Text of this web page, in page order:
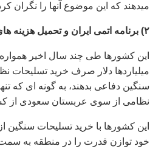
ميدهند که اين موضوع آنها را نگران
۲) برنامه اتمی ايران و تحميل هزينه های سنگين نظامی به اين کشورها
اين کشورها طی چند سال اخير همواره
ميلياردها دلار صرف خريد تسليحات
نظامی از سوی عربستان سعودی از
اين کشورها با خريد تسليحات سنگين
خود توازن قدرت را در منطقه به